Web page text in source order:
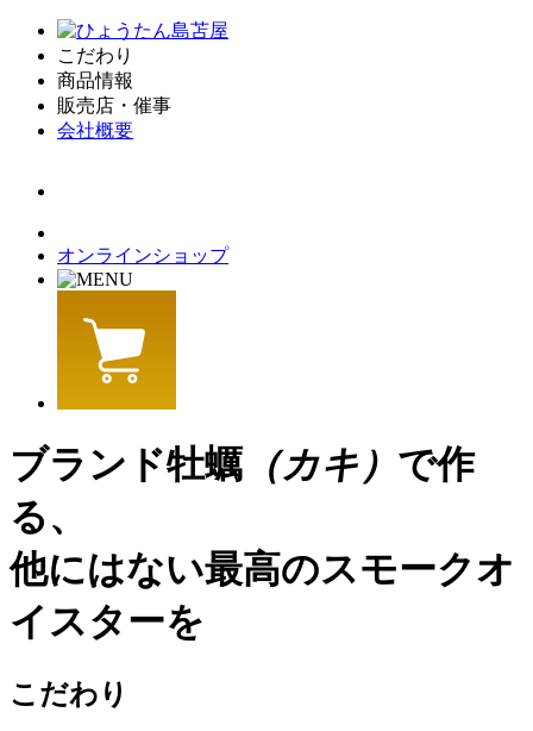
こだわり
商品情報
販売店・催事
会社概要
オンラインショップ
ブランド牡蠣 （カキ） で作
る、
他にはない最高のスモークオ
イスターを
こだわり